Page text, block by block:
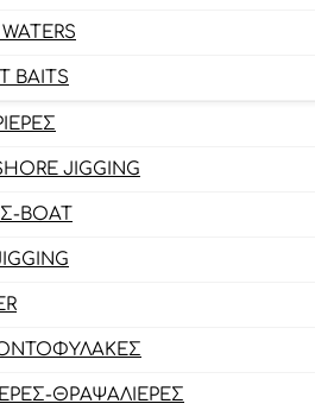
BAITS
JIGGING
BOAT
ΘΡΑΨΑΛΙΈΡΕΣ